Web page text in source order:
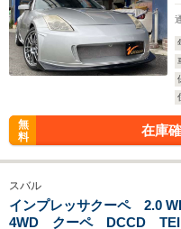
無
料
在庫
スバル
インプレッサクーペ 2.0
4WD クーペ DCCD